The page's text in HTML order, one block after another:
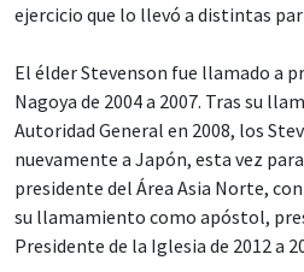
ejercicio que lo llevó a distintas
El élder Stevenson fue llamado a
Nagoya de 2004 a 2007. Tras su
Autoridad General en 2008, los
nuevamente a Japón, esta vez
presidente del Área Asia Norte,
su llamamiento como apóstol,
Presidente de la Iglesia de 2012 a